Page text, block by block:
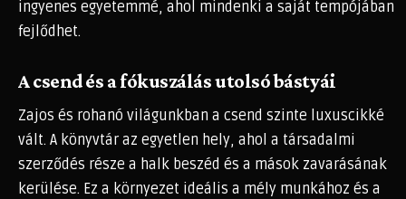
ingyenes egyetemmé, ahol mindenki a saját tempójában
fejlődhet.
A csend és a fókuszálás utolsó bástyái
Zajos és rohanó világunkban a csend szinte luxuscikké
vált. A könyvtár az egyetlen hely, ahol a társadalmi
szerződés része a halk beszéd és a mások zavarásának
kerülése. Ez a környezet ideális a mély munkához és a